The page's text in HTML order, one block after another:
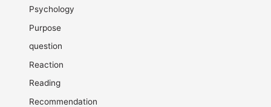
Psychology
Purpose
question
Reaction
Reading
Recommendation